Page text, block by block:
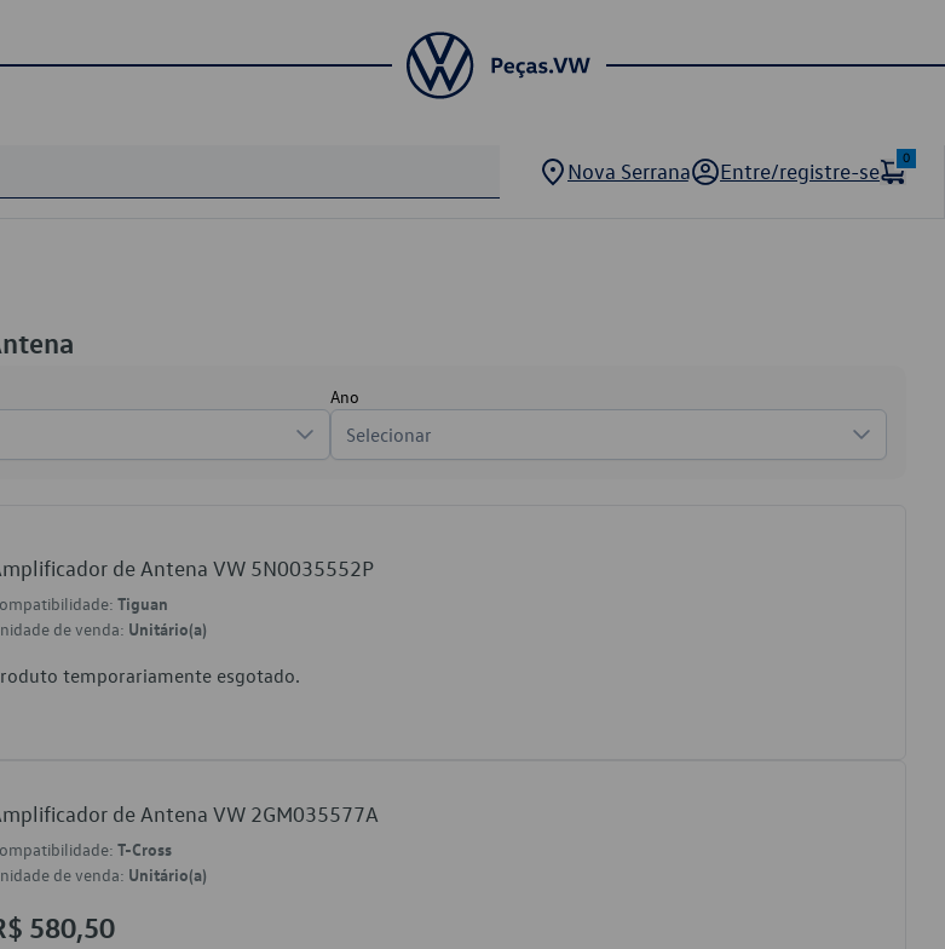
Nova Serrana Entre/registre-se
0
Ano
Selecionar
de Antena VW 5N0035552P
Tiguan
de venda: Unitário(a)
temporariamente esgotado.
de Antena VW 2GM035577A
T-Cross
de venda: Unitário(a)
580,50